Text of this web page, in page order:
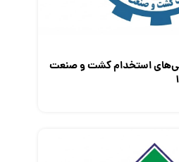
استخدام کشت و صنعت